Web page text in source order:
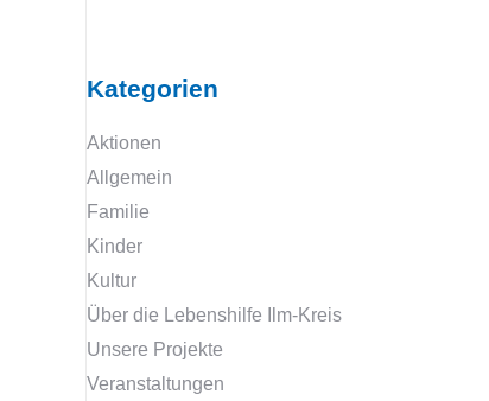
Kategorien
Aktionen
Allgemein
Familie
Kinder
Kultur
Über die Lebenshilfe Ilm-Kreis
Unsere Projekte
Veranstaltungen